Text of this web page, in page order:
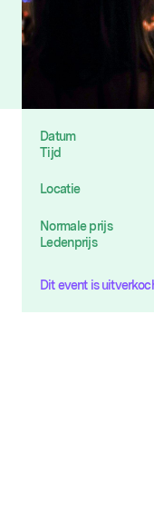
Datum
Tijd
Locatie
Normale prijs
Ledenprijs
Dit event is